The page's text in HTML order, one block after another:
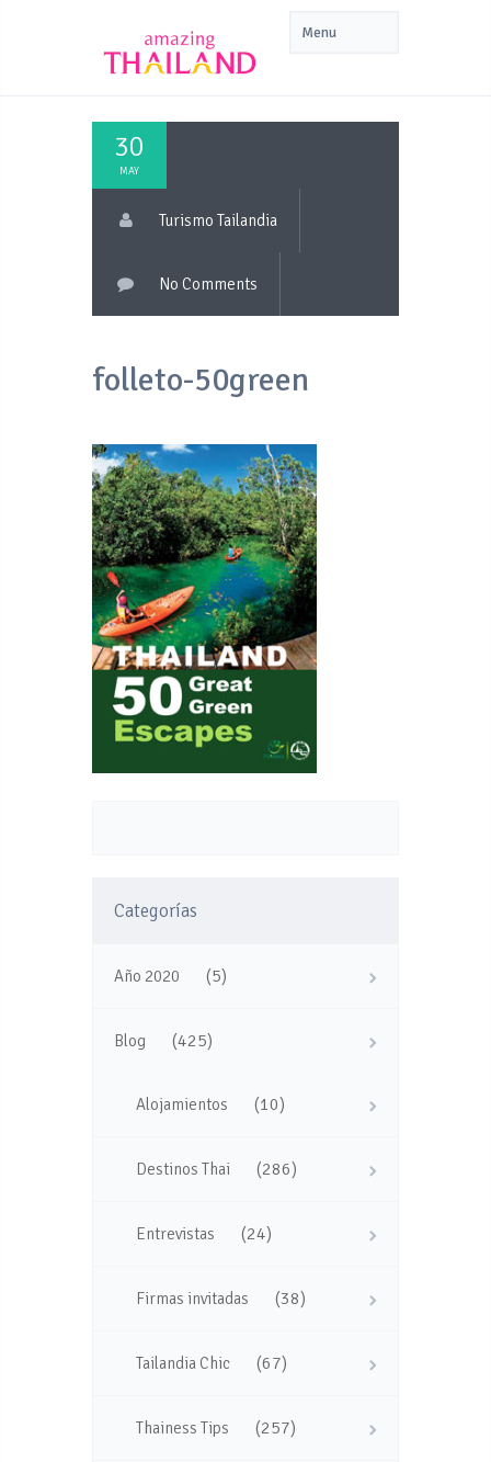
30
MAY
Turismo Tailandia
No Comments
folleto-50green
Categorías
Año 2020 (5)
Blog (425)
Alojamientos (10)
Destinos Thai (286)
Entrevistas (24)
Firmas invitadas (38)
Tailandia Chic (67)
Thainess Tips (257)